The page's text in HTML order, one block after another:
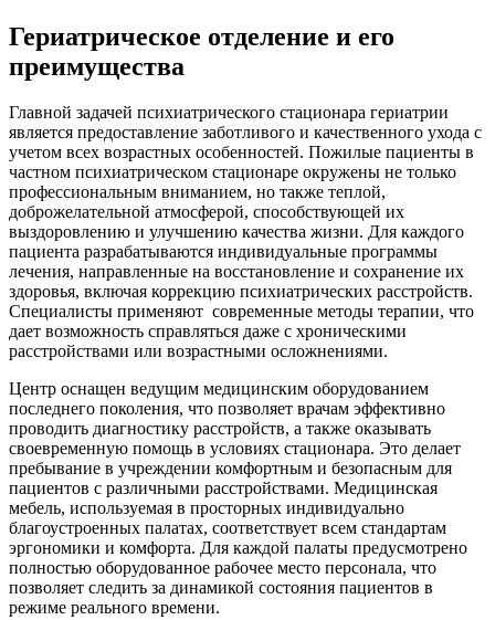
Гериатрическое отделение и его
преимущества
Главной задачей психиатрического стационара гериатрии
является предоставление заботливого и качественного ухода с
учетом всех возрастных особенностей. Пожилые пациенты в
частном психиатрическом стационаре окружены не только
профессиональным вниманием, но также теплой,
доброжелательной атмосферой, способствующей их
выздоровлению и улучшению качества жизни. Для каждого
пациента разрабатываются индивидуальные программы
лечения, направленные на восстановление и сохранение их
здоровья, включая коррекцию психиатрических расстройств.
Специалисты применяют современные методы терапии, что
дает возможность справляться даже с хроническими
расстройствами или возрастными осложнениями.
Центр оснащен ведущим медицинским оборудованием
последнего поколения, что позволяет врачам эффективно
проводить диагностику расстройств, а также оказывать
своевременную помощь в условиях стационара. Это делает
пребывание в учреждении комфортным и безопасным для
пациентов с различными расстройствами. Медицинская
мебель, используемая в просторных индивидуально
благоустроенных палатах, соответствует всем стандартам
эргономики и комфорта. Для каждой палаты предусмотрено
полностью оборудованное рабочее место персонала, что
позволяет следить за динамикой состояния пациентов в
режиме реального времени.